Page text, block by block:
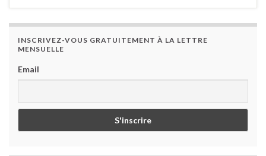
INSCRIVEZ-VOUS GRATUITEMENT À LA LETTRE
MENSUELLE
Email